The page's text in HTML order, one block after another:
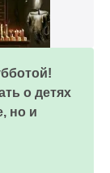
о детях
но и